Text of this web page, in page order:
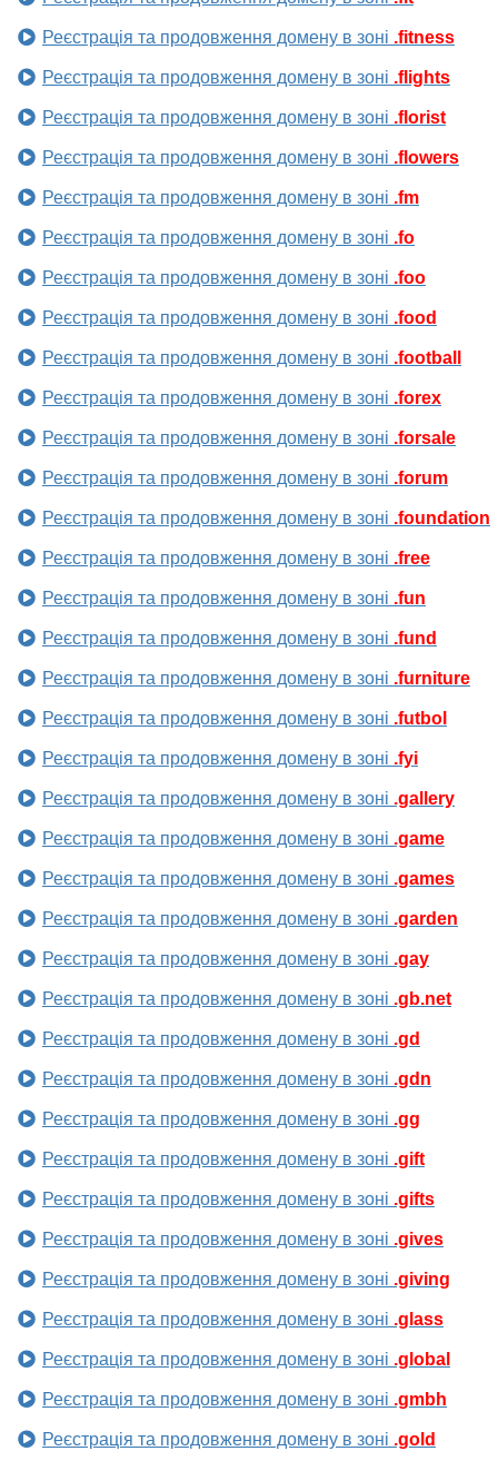
Реєстрація та продовження домену в зоні .fitness
Реєстрація та продовження домену в зоні .flights
Реєстрація та продовження домену в зоні .florist
Реєстрація та продовження домену в зоні .flowers
Реєстрація та продовження домену в зоні .fm
Реєстрація та продовження домену в зоні .fo
Реєстрація та продовження домену в зоні .foo
Реєстрація та продовження домену в зоні .food
Реєстрація та продовження домену в зоні .football
Реєстрація та продовження домену в зоні .forex
Реєстрація та продовження домену в зоні .forsale
Реєстрація та продовження домену в зоні .forum
Реєстрація та продовження домену в зоні .foundation
Реєстрація та продовження домену в зоні .free
Реєстрація та продовження домену в зоні .fun
Реєстрація та продовження домену в зоні .fund
Реєстрація та продовження домену в зоні .furniture
Реєстрація та продовження домену в зоні .futbol
Реєстрація та продовження домену в зоні .fyi
Реєстрація та продовження домену в зоні .gallery
Реєстрація та продовження домену в зоні .game
Реєстрація та продовження домену в зоні .games
Реєстрація та продовження домену в зоні .garden
Реєстрація та продовження домену в зоні .gay
Реєстрація та продовження домену в зоні .gb.net
Реєстрація та продовження домену в зоні .gd
Реєстрація та продовження домену в зоні .gdn
Реєстрація та продовження домену в зоні .gg
Реєстрація та продовження домену в зоні .gift
Реєстрація та продовження домену в зоні .gifts
Реєстрація та продовження домену в зоні .gives
Реєстрація та продовження домену в зоні .giving
Реєстрація та продовження домену в зоні .glass
Реєстрація та продовження домену в зоні .global
Реєстрація та продовження домену в зоні .gmbh
Реєстрація та продовження домену в зоні .gold